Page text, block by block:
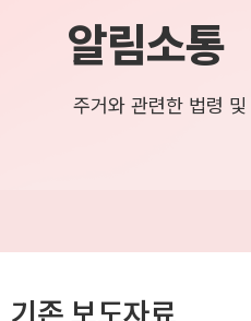
알림소통
주거와 관련한 법령
기존 보도자료